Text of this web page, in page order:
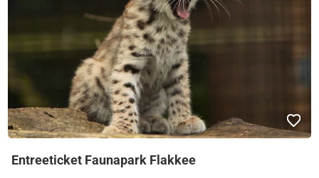
Entreeticket Faunapark Flakkee